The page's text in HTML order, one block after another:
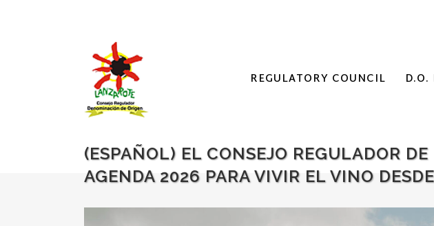
REGULATORY COUNCIL D.O.
(ESPAÑOL) EL CONSEJO REGULADOR
AGENDA 2026 PARA VIVIR EL VINO